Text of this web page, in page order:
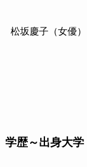
松坂慶子（女優）
学歴～出身大学